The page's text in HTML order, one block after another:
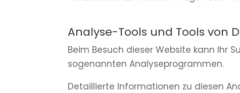
Analyse-Tools und Tools von
Beim Besuch dieser Website kann Ihr
sogenannten Analyseprogrammen.
Detaillierte Informationen zu diesen